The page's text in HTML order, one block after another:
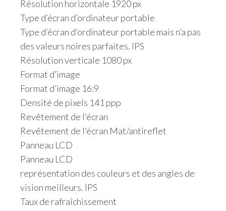
Résolution horizontale 1920 px
Type d’écran d’ordinateur portable
Type d’écran d’ordinateur portable mais n’a pas
des valeurs noires parfaites. IPS
Résolution verticale 1080 px
Format d’image
Format d’image 16:9
Densité de pixels 141 ppp
Revêtement de l’écran
Revêtement de l’écran Mat/antireflet
Panneau LCD
Panneau LCD
représentation des couleurs et des angles de
vision meilleurs. IPS
Taux de rafraîchissement